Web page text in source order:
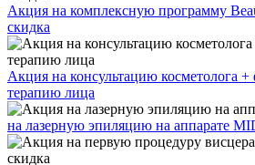
Акция на комплексную программу
скидка
Акция на консультацию косметолога
терапию лица
на лазерную эпиляцию на аппарате